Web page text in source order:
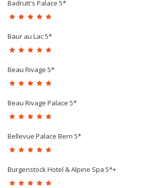
Badrutt's Palace 5*
Baur au Lac 5*
Beau Rivage 5*
Beau Rivage Palace 5*
Bellevue Palace Bern 5*
Burgenstock Hotel & Alpine Spa 5*+